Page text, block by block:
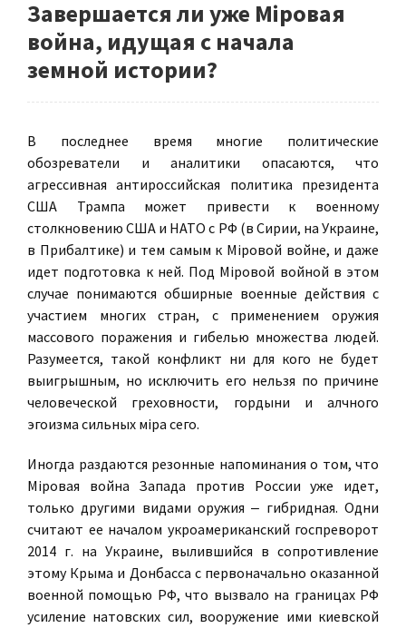
Завершается ли уже Мiровая
война, идущая с начала
земной истории?
В последнее время многие политические
обозреватели и аналитики опасаются, что
агрессивная антироссийская политика президента
США Трампа может привести к военному
столкновению США и НАТО с РФ (в Сирии, на Украине,
в Прибалтике) и тем самым к Мiровой войне, и даже
идет подготовка к ней. Под Мiровой войной в этом
случае понимаются обширные военные действия с
участием многих стран, с применением оружия
массового поражения и гибелью множества людей.
Разумеется, такой конфликт ни для кого не будет
выигрышным, но исключить его нельзя по причине
человеческой греховности, гордыни и алчного
эгоизма сильных мiра сего.
Иногда раздаются резонные напоминания о том, что
Мiровая война Запада против России уже идет,
только другими видами оружия ‒ гибридная. Одни
считают ее началом укроамериканский госпреворот
2014 г. на Украине, вылившийся в сопротивление
этому Крыма и Донбасса с первоначально оказанной
военной помощью РФ, что вызвало на границах РФ
усиление натовских сил, вооружение ими киевской